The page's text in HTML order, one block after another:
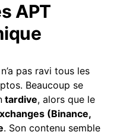
APT
pas ravi tous les
Beaucoup se
tardive, alors que le
(Binance,
. Son contenu semble